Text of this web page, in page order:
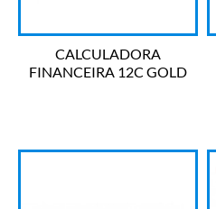
CALCULADORA
FINANCEIRA 12C GOLD